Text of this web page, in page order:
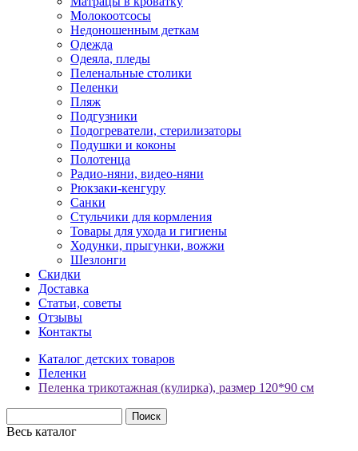
Молокоотсосы
Недоношенным деткам
Одежда
Одеяла, пледы
Пеленальные столики
Пеленки
Пляж
Подгузники
Подогреватели, стерилизаторы
Подушки и коконы
Полотенца
Радио-няни, видео-няни
Рюкзаки-кенгуру
Санки
Стульчики для кормления
Товары для ухода и гигиены
Ходунки, прыгунки, вожжи
Шезлонги
Скидки
Доставка
Статьи, советы
Отзывы
Контакты
Каталог детских товаров
Пеленки
Пеленка трикотажная (кулирка), размер 120*90 см
Весь каталог